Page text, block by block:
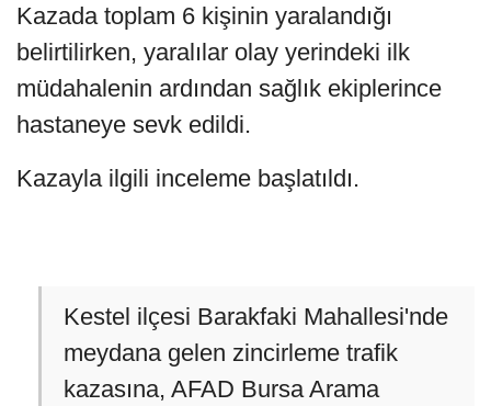
Kazada toplam 6 kişinin yaralandığı
belirtilirken, yaralılar olay yerindeki ilk
müdahalenin ardından sağlık ekiplerince
hastaneye sevk edildi.
Kazayla ilgili inceleme başlatıldı.
Kestel ilçesi Barakfaki Mahallesi'nde
meydana gelen zincirleme trafik
kazasına, AFAD Bursa Arama